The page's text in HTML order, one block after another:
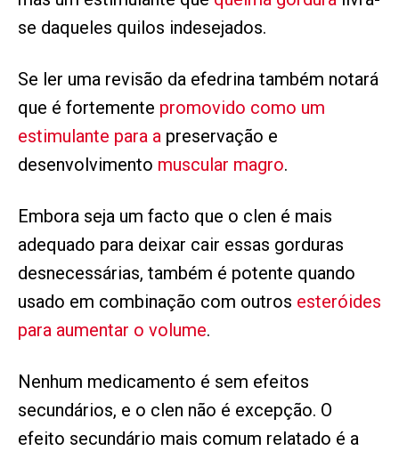
se daqueles quilos indesejados.
Se ler uma revisão da efedrina também notará
que é fortemente promovido como um
estimulante para a preservação e
desenvolvimento muscular magro.
Embora seja um facto que o clen é mais
adequado para deixar cair essas gorduras
desnecessárias, também é potente quando
usado em combinação com outros esteróides
para aumentar o volume.
Nenhum medicamento é sem efeitos
secundários, e o clen não é excepção. O
efeito secundário mais comum relatado é a